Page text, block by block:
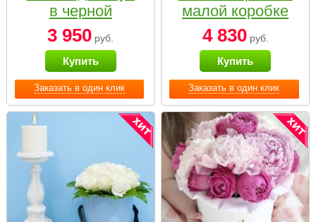
Заказать в один клик
в черной
коробке Small
3 950 руб.
Купить
Заказать в один клик
малой коробке
4 830руб.
Купить